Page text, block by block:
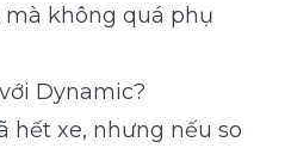
không quá phụ
Dynamic?
hết xe, nhưng nếu so